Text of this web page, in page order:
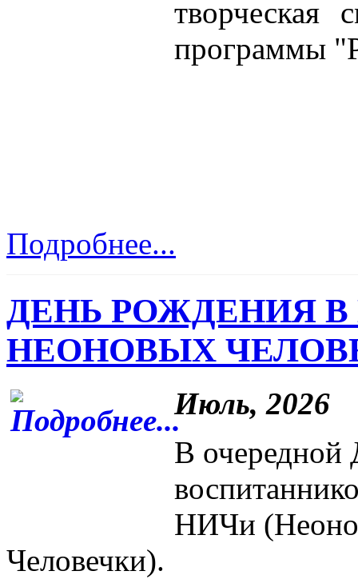
творческая
программы
Подробнее...
ДЕНЬ РОЖДЕНИЯ
НЕОНОВЫХ
Июль, 2026
В очередной
НИЧи
Человечки).